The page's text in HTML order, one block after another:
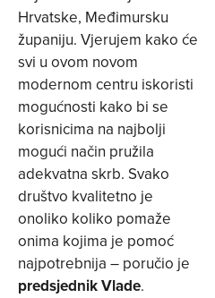
Hrvatske, Međimursku
županiju. Vjerujem kako će
svi u ovom novom
modernom centru iskoristi
mogućnosti kako bi se
korisnicima na najbolji
mogući način pružila
adekvatna skrb. Svako
društvo kvalitetno je
onoliko koliko pomaže
onima kojima je pomoć
najpotrebnija – poručio je
predsjednik Vlade.